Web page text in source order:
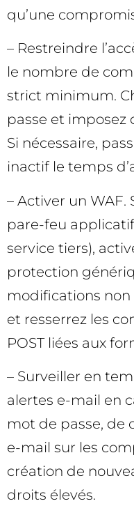
qu’une
– Restreindre
le nombre de
strict minimum.
passe et imposez
Si nécessaire,
inactif le temps
– Activer un WAF.
pare-feu
service tiers),
protection
modifications
et resserrez les
POST liées aux
– Surveiller en
alertes e-mail en
mot de passe, de
e-mail sur les
création de
droits élevés.